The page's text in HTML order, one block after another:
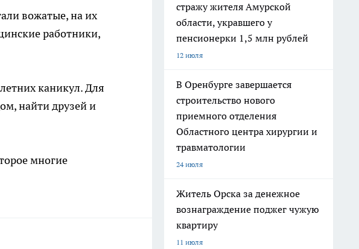
вожатые, на их
работники,
каникул. Для
найти друзей и
многие
стражу жителя Амурской
области, укравшего у
пенсионерки 1,5 млн рублей
12 июля
В Оренбурге завершается
строительство нового
приемного отделения
Областного центра хирургии и
травматологии
24 июля
Житель Орска за денежное
вознаграждение поджег чужую
квартиру
11 июля